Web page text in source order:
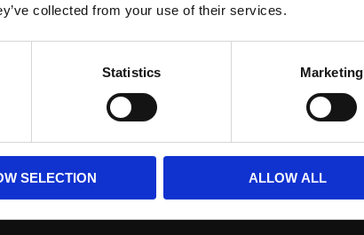
collected from your use of their services.
Statistics Marketing
SELECTION ALLOW ALL
& Cookies